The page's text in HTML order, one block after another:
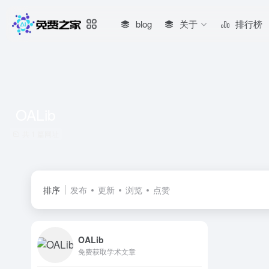
blog 关于 排行榜
排序 发布 更新 浏览 点赞
OALib
免费获取学术文章